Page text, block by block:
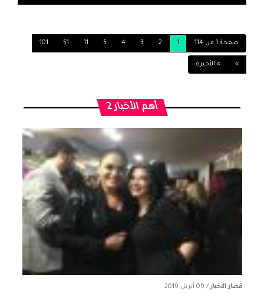
صفحة 1 من 114 1
2
3
4
5
11
51
101
» » الأخيرة
أهم الأخبار 2
قصار الاخبار/ 09 أبريل 2019